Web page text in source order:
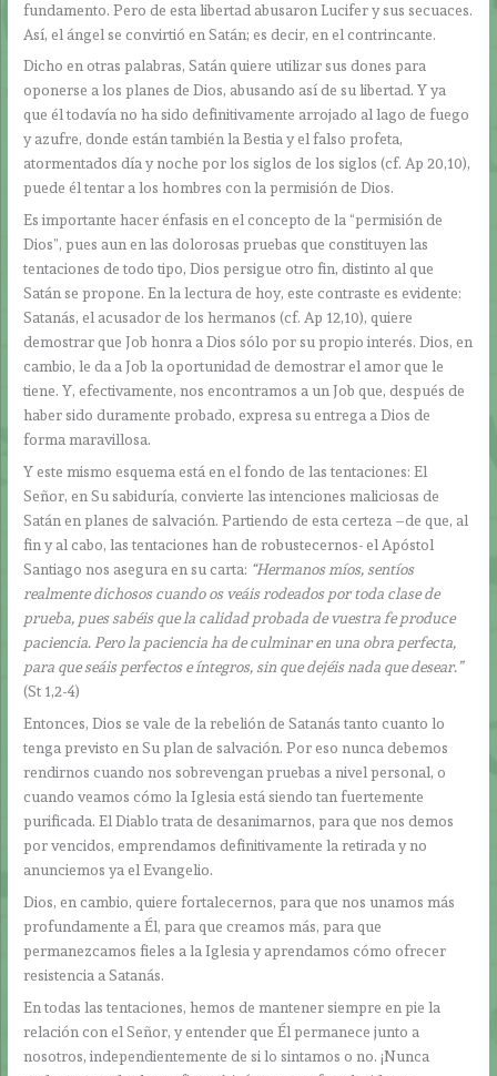
fundamento. Pero de esta libertad abusaron Lucifer y sus secuaces.
Así, el ángel se convirtió en Satán; es decir, en el contrincante.
Dicho en otras palabras, Satán quiere utilizar sus dones para
oponerse a los planes de Dios, abusando así de su libertad. Y ya
que él todavía no ha sido definitivamente arrojado al lago de fuego
y azufre, donde están también la Bestia y el falso profeta,
atormentados día y noche por los siglos de los siglos (cf. Ap 20,10),
puede él tentar a los hombres con la permisión de Dios.
Es importante hacer énfasis en el concepto de la “permisión de
Dios”, pues aun en las dolorosas pruebas que constituyen las
tentaciones de todo tipo, Dios persigue otro fin, distinto al que
Satán se propone. En la lectura de hoy, este contraste es evidente:
Satanás, el acusador de los hermanos (cf. Ap 12,10), quiere
demostrar que Job honra a Dios sólo por su propio interés. Dios, en
cambio, le da a Job la oportunidad de demostrar el amor que le
tiene. Y, efectivamente, nos encontramos a un Job que, después de
haber sido duramente probado, expresa su entrega a Dios de
forma maravillosa.
Y este mismo esquema está en el fondo de las tentaciones: El
Señor, en Su sabiduría, convierte las intenciones maliciosas de
Satán en planes de salvación. Partiendo de esta certeza –de que, al
fin y al cabo, las tentaciones han de robustecernos- el Apóstol
Santiago nos asegura en su carta: “Hermanos míos, sentíos
realmente dichosos cuando os veáis rodeados por toda clase de
prueba, pues sabéis que la calidad probada de vuestra fe produce
paciencia. Pero la paciencia ha de culminar en una obra perfecta,
para que seáis perfectos e íntegros, sin que dejéis nada que desear.”
(St 1,2-4)
Entonces, Dios se vale de la rebelión de Satanás tanto cuanto lo
tenga previsto en Su plan de salvación. Por eso nunca debemos
rendirnos cuando nos sobrevengan pruebas a nivel personal, o
cuando veamos cómo la Iglesia está siendo tan fuertemente
purificada. El Diablo trata de desanimarnos, para que nos demos
por vencidos, emprendamos definitivamente la retirada y no
anunciemos ya el Evangelio.
Dios, en cambio, quiere fortalecernos, para que nos unamos más
profundamente a Él, para que creamos más, para que
permanezcamos fieles a la Iglesia y aprendamos cómo ofrecer
resistencia a Satanás.
En todas las tentaciones, hemos de mantener siempre en pie la
relación con el Señor, y entender que Él permanece junto a
nosotros, independientemente de si lo sintamos o no. ¡Nunca